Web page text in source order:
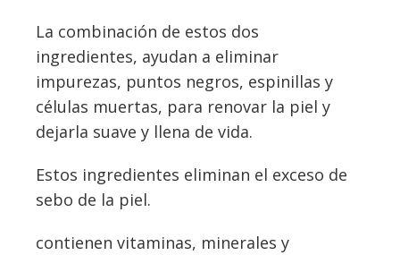
La combinación de estos dos
ingredientes, ayudan a eliminar
impurezas, puntos negros, espinillas y
células muertas, para renovar la piel y
dejarla suave y llena de vida.
Estos ingredientes eliminan el exceso de
sebo de la piel.
contienen vitaminas, minerales y